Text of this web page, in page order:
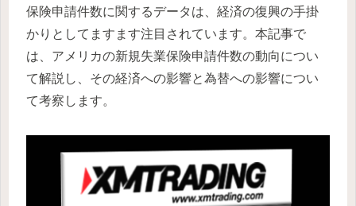
保険申請件数に関するデータは、経済の復興の手掛
かりとしてますます注目されています。本記事で
は、アメリカの新規失業保険申請件数の動向につい
て解説し、その経済への影響と為替への影響につい
て考察します。